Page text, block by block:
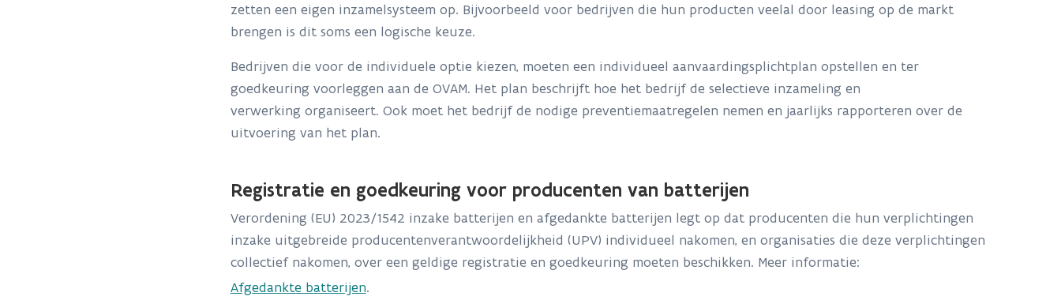
zetten een eigen inzamelsysteem op. Bijvoorbeeld voor bedrijven die hun producten veelal door leasing op de markt
brengen is dit soms een logische keuze.
Bedrijven die voor de individuele optie kiezen, moeten een individueel aanvaardingsplichtplan opstellen en ter
goedkeuring voorleggen aan de OVAM. Het plan beschrijft hoe het bedrijf de selectieve inzameling en
verwerking organiseert. Ook moet het bedrijf de nodige preventiemaatregelen nemen en jaarlijks rapporteren over de
uitvoering van het plan.
Registratie en goedkeuring voor producenten van batterijen
Verordening (EU) 2023/1542 inzake batterijen en afgedankte batterijen legt op dat producenten die hun verplichtingen
inzake uitgebreide producentenverantwoordelijkheid (UPV) individueel nakomen, en organisaties die deze verplichtingen
collectief nakomen, over een geldige registratie en goedkeuring moeten beschikken. Meer informatie:
Afgedankte batterijen.